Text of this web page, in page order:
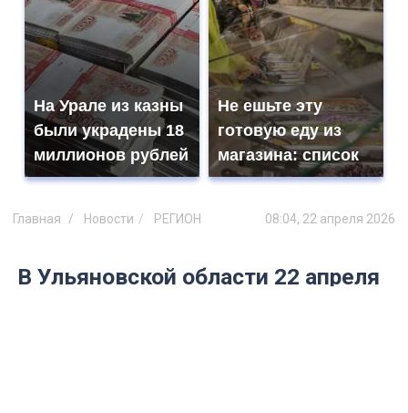
На Урале из казны
были украдены 18
миллионов рублей
Не ешьте эту
готовую еду из
магазина: список
Главная Новости РЕГИОН 08:04, 22 апреля 2026
В Ульяновской области 22 апреля